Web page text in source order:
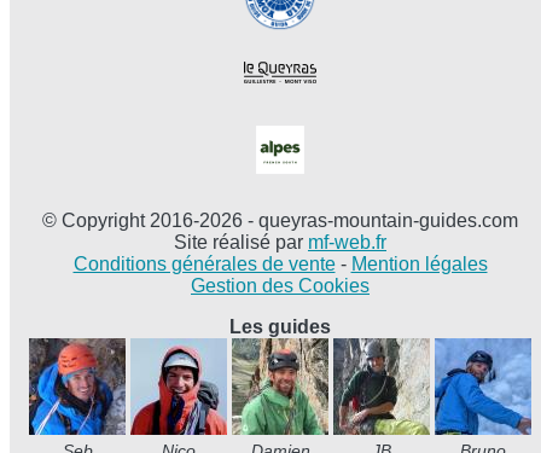
© Copyright 2016-2026 - queyras-mountain-guides.com
Site réalisé par mf-web.fr
Conditions générales de vente- Mention légales
Gestion des Cookies
Les guides